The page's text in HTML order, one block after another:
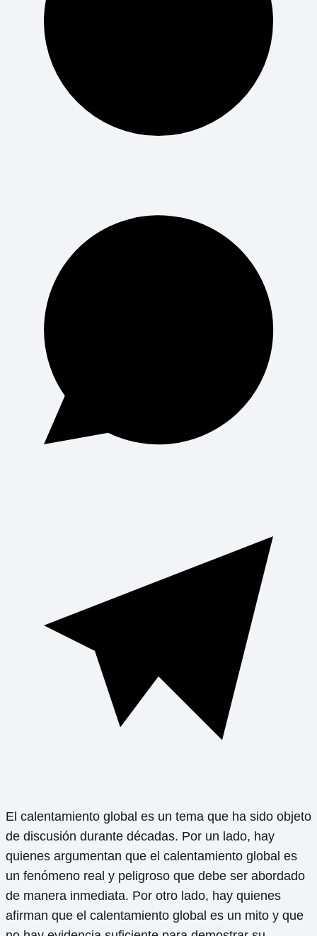
El calentamiento global es un tema que ha sido objeto
de discusión durante décadas. Por un lado, hay
quienes argumentan que el calentamiento global es
un fenómeno real y peligroso que debe ser abordado
de manera inmediata. Por otro lado, hay quienes
afirman que el calentamiento global es un mito y que